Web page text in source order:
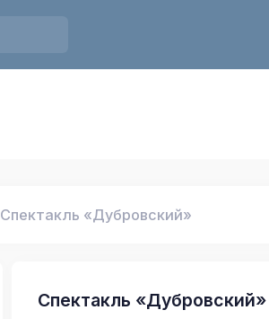
Спектакль «Дубровский»
Спектакль «Дубровский»